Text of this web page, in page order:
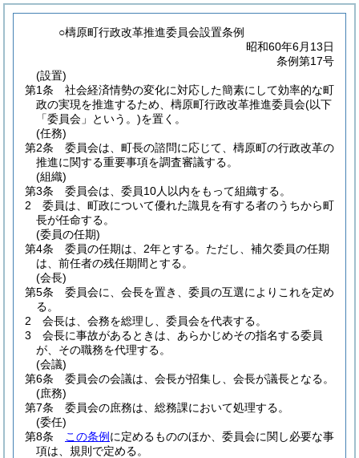
○檮原町行政改革推進委員会設置条例
昭和60年6月13日
条例第17号
(設置)
第1条
社会経済情勢の変化に対応した簡素にして効率的な町
政の実現を推進するため、檮原町行政改革推進委員会(以下
「委員会」という。)を置く。
(任務)
第2条
委員会は、町長の諮問に応じて、檮原町の行政改革の
推進に関する重要事項を調査審議する。
(組織)
第3条
委員会は、委員10人以内をもって組織する。
2
委員は、町政について優れた識見を有する者のうちから町
長が任命する。
(委員の任期)
第4条
委員の任期は、2年とする。 ただし、補欠委員の任期
は、前任者の残任期間とする。
(会長)
第5条
委員会に、会長を置き、委員の互選によりこれを定め
る。
2
会長は、会務を総理し、委員会を代表する。
3
会長に事故があるときは、あらかじめその指名する委員
が、その職務を代理する。
(会議)
第6条
委員会の会議は、会長が招集し、会長が議長となる。
(庶務)
第7条
委員会の庶務は、総務課において処理する。
(委任)
第8条
この条例 に定めるもののほか、委員会に関し必要な事
項は、規則で定める。